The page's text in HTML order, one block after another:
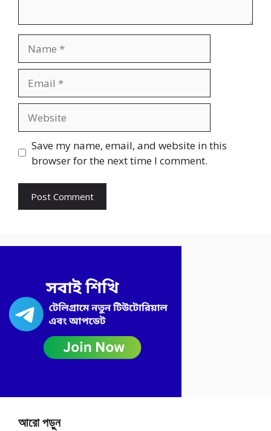
Save my name, email, and website in this
browser for the next time I comment.
আরো পড়ুন